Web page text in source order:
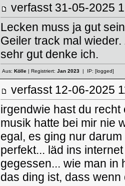
verfasst 31-05-
Lecken muss ja gut
Geiler track mal
sehr gut denke ich.
Aus: Kölle| Registriert: Jan 2023| IP: [logged]
verfasst 12-06-
irgendwie hast du recht
musik hatte bei mir nie
egal, es ging nur
perfekt... läd ins
gegessen... wie man in
das ding ist, dass